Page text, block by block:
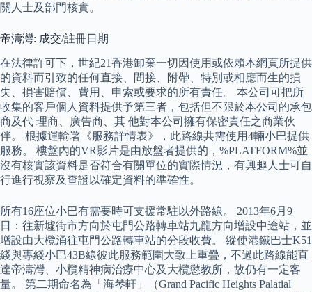
關人士及部門核實。
帝濤灣: 成交/註冊日期
在法律許可下，世紀21香港卸棄一切因使用或依賴本網頁所提供
的資料而引致的任何直接、間接、附帶、特別或相應而生的損
失、損害賠償、費用、申索或要求的所有責任。 本公司可把所
收集的客戶個人資料提供予第三者，包括但不限於本公司的承包
商及代 理商、廣告商、其 他對本公司擁有保密責任之商業伙
伴。 根據運輸署《服務詳情表》，此路線共需使用4輛小巴提供
服務。 樓盤內的VR影片是由放盤者提供的，%PLATFORM%並
沒有核實該資料是否符合有關單位的實際情況，有興趣人士可自
行進行視察及查證以確定資料的準確性。
所有16座位小巴有需要時可支援常駐以外路線。 2013年6月9
日：往新墟街市方向於屯門公路轉車站九龍方向增設中途站，並
增設由大欖涌往屯門公路轉車站的分段收費。 縱使港鐵巴士K51
綫與專綫小巴43B線彼此服務範圍大致上重疊，不過此路線能直
達帝濤灣、小欖精神病治療中心及大欖懲教所，故仍有一定客
量。 第二期命名為「海琴軒」（Grand Pacific Heights Palatial